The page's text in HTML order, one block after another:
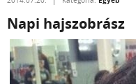
Napi hajszobrász